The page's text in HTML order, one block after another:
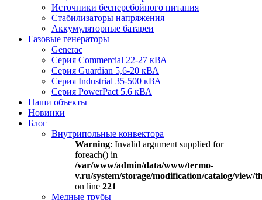
Источники бесперебойного питания
Стабилизаторы напряжения
Аккумуляторные батареи
Газовые генераторы
Generac
Серия Commercial 22-27 кВА
Серия Guardian 5,6-20 кВА
Серия Industrial 35-500 кВА
Серия PowerPact 5.6 кВА
Наши объекты
Новинки
Блог
Внутрипольные конвектора
Warning: Invalid argument supplied for
foreach() in
/var/www/admin/data/www/termo-
v.ru/system/storage/modification/catalog/view/
on line 221
Медные трубы